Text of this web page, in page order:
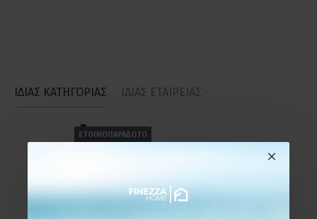
ΙΔΙΑΣ ΚΑΤΗΓΟΡΙΑΣ ΙΔΙΑΣ ΕΤΑΙΡΕΙΑΣ
ΕΤΟΙΜΟΠΑΡΑΔΟΤΟ